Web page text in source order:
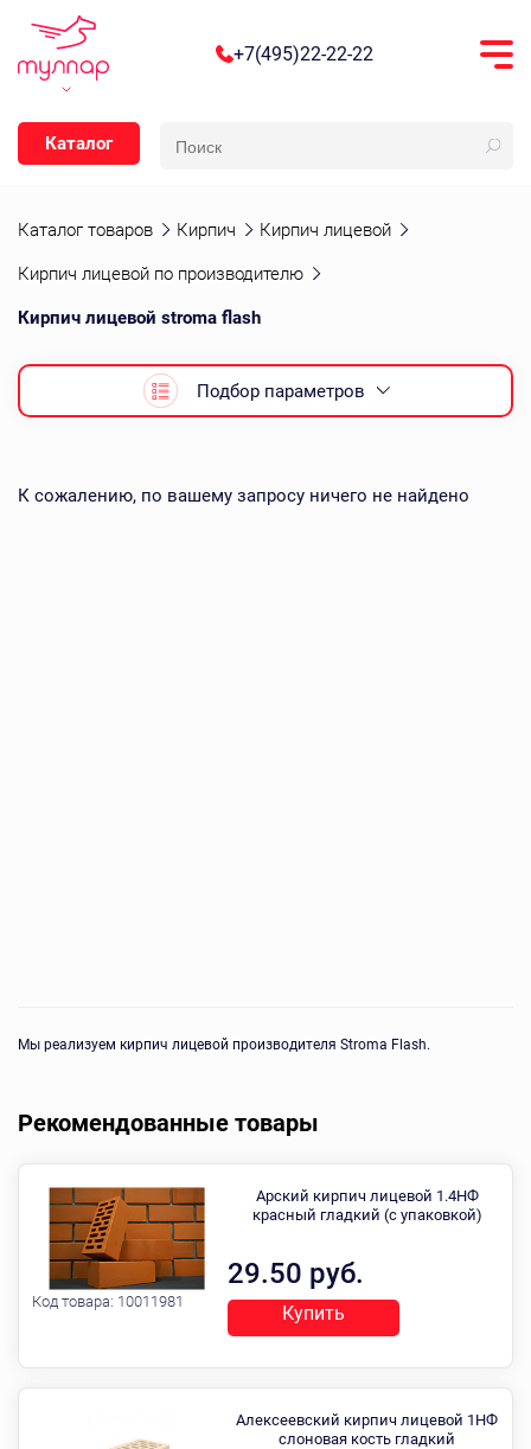
+7(495)22-22-22
Каталог
Каталог товаров Кирпич Кирпич лицевой
Кирпич лицевой по производителю
Кирпич лицевой stroma flash
Подбор параметров
К сожалению, по вашему запросу ничего не найдено
Мы реализуем кирпич лицевой производителя Stroma Flash.
Рекомендованные товары
Код товара: 10011981
29.50 руб.
Арский кирпич лицевой 1.4НФ
красный гладкий (с упаковкой)
Купить
Алексеевский кирпич лицевой 1НФ
слоновая кость гладкий